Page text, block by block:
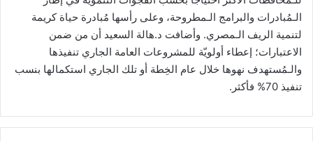
الـمُبادرات والبرامج الـمطروحة، وعلى رأسها مُبادرة حياة كريمة
لتنمية الريف الـمصري. وأضافت د.هالة السعيد أن من ضمن
الاعتبارات؛ إعطاء أولويّة للمشروعات العامة الجاري تنفيذها
والـمُستهدف نهوها خلال عام الخِطة أو تلك الجاري استكمالها بنسب
تنفيذ 70% فأكثر.